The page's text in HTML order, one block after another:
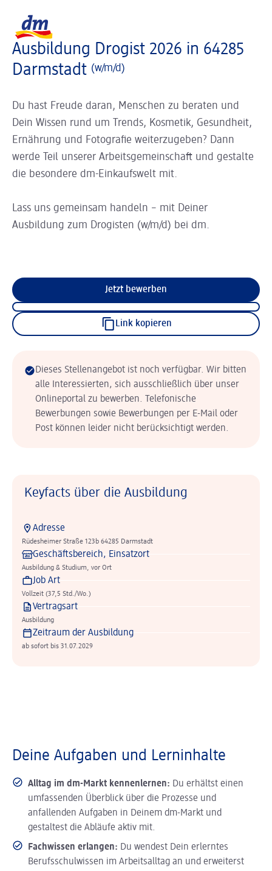
Ausbildung Drogist 2026 in 64285
Darmstadt (w/m/d)
Du hast Freude daran, Menschen zu beraten und
Dein Wissen rund um Trends, Kosmetik, Gesundheit,
Ernährung und Fotografie weiterzugeben? Dann
werde Teil unserer Arbeitsgemeinschaft und gestalte
die besondere dm-Einkaufswelt mit.
Lass uns gemeinsam handeln – mit Deiner
Ausbildung zum Drogisten (w/m/d) bei dm.
Jetzt bewerben
Link kopieren
Dieses Stellenangebot ist noch verfügbar. Wir bitten
alle Interessierten, sich ausschließlich über unser
Onlineportal zu bewerben. Telefonische
Bewerbungen sowie Bewerbungen per E-Mail oder
Post können leider nicht berücksichtigt werden.
Keyfacts über die Ausbildung
Adresse
Rüdesheimer Straße 123b 64285 Darmstadt
Geschäftsbereich, Einsatzort
Ausbildung & Studium, vor Ort
Job Art
Vollzeit (37,5 Std./Wo.)
Vertragsart
Ausbildung
Zeitraum der Ausbildung
ab sofort bis 31.07.2029
Deine Aufgaben und Lerninhalte
Alltag im dm-Markt kennenlernen: Du erhältst einen
umfassenden Überblick über die Prozesse und
anfallenden Aufgaben in Deinem dm-Markt und
gestaltest die Abläufe aktiv mit.
Fachwissen erlangen: Du wendest Dein erlerntes
Berufsschulwissen im Arbeitsalltag an und erweiterst